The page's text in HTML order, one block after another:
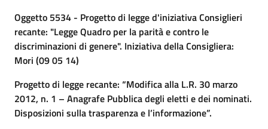
Oggetto 5534 - Progetto di legge d'iniziativa Consiglieri
recante: "Legge Quadro per la parità e contro le
discriminazioni di genere". Iniziativa della Consigliera:
Mori (09 05 14)
Progetto di legge recante: “Modifica alla L.R. 30 marzo
2012, n. 1 – Anagrafe Pubblica degli eletti e dei nominati.
Disposizioni sulla trasparenza e l’informazione”.